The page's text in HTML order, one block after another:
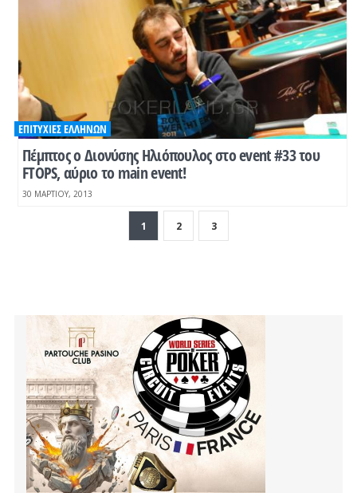
Πέμπτος ο Διονύσης Ηλιόπουλος στο event #33 του
FTOPS, αύριο το main event!
ΕΠΙΤΥΧΊΕΣ ΕΛΛΉΝΩΝ
30 ΜΑΡΤΊΟΥ, 2013
1 2 3